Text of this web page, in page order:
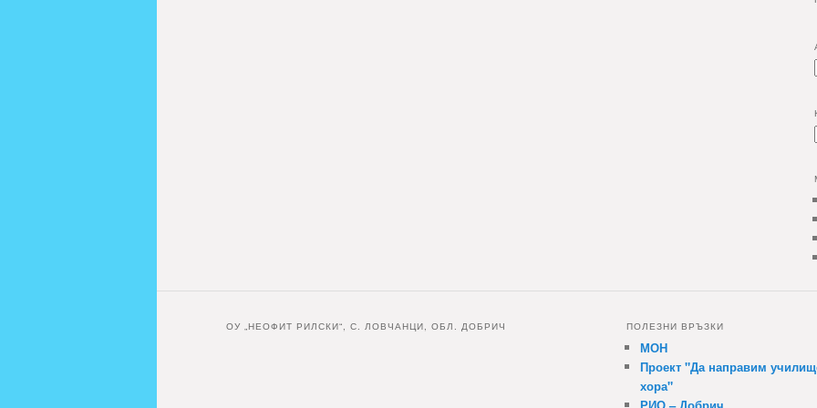
г
о
р
и
ОУ „НЕОФИТ РИЛСКИ“, С. ЛОВЧАНЦИ, ОБЛ. ДОБРИЧ ПОЛЕЗНИ ВРЪЗКИ
МОН
Проект "Да направим
хора"
РИО – Добрич